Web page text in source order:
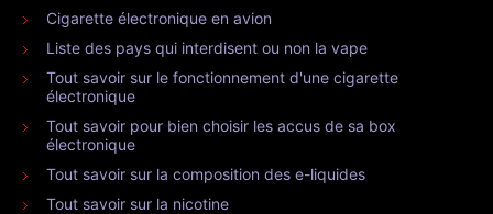
Cigarette électronique en avion
Liste des pays qui interdisent ou non la vape
Tout savoir sur le fonctionnement d'une cigarette
électronique
Tout savoir pour bien choisir les accus de sa box
électronique
Tout savoir sur la composition des e-liquides
Tout savoir sur la nicotine